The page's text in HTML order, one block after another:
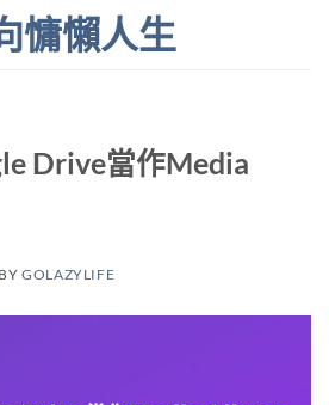
慵懶人生
Drive當作Media
BYGOLAZYLIFE